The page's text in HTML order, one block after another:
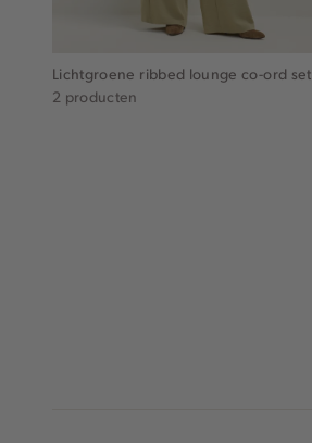
Lichtgroene ribbed lounge co-ord set
2 producten